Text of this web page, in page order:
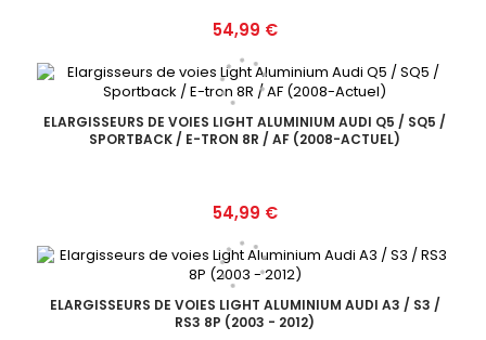
Prix
54,99 €
ELARGISSEURS DE VOIES LIGHT ALUMINIUM AUDI Q5 / SQ5 /
SPORTBACK / E-TRON 8R / AF (2008-ACTUEL)
Prix
54,99 €
ELARGISSEURS DE VOIES LIGHT ALUMINIUM AUDI A3 / S3 /
RS3 8P (2003 - 2012)